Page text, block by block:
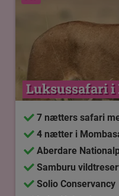
Luksussafari i
7 nætters safari
4 nætter i
Aberdare
Samburu
Solio Conservancy